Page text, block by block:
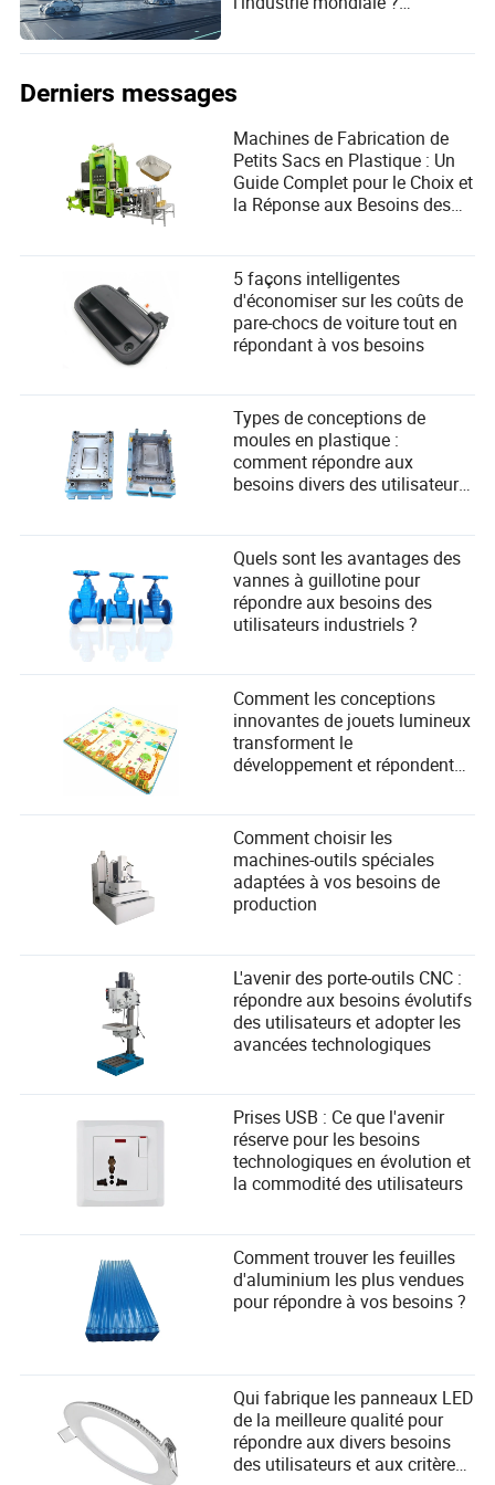
Derniers messages
Machines de Fabrication de
Petits Sacs en Plastique : Un
Guide Complet pour le Choix et
la Réponse aux Besoins des
5 façons intelligentes
d'économiser sur les coûts de
pare-chocs de voiture tout en
répondant à vos besoins
Types de conceptions de
moules en plastique :
comment répondre aux
besoins divers des utilisateurs
Quels sont les avantages des
vannes à guillotine pour
répondre aux besoins des
utilisateurs industriels ?
Comment les conceptions
innovantes de jouets lumineux
transforment le
développement et répondent
enfants
Comment choisir les
machines-outils spéciales
adaptées à vos besoins de
production
L'avenir des porte-outils CNC :
répondre aux besoins évolutifs
des utilisateurs et adopter les
avancées technologiques
Prises USB : Ce que l'avenir
réserve pour les besoins
technologiques en évolution et
la commodité des utilisateurs
Comment trouver les feuilles
d'aluminium les plus vendues
pour répondre à vos besoins ?
Qui fabrique les panneaux LED
de la meilleure qualité pour
répondre aux divers besoins
des utilisateurs et aux critères